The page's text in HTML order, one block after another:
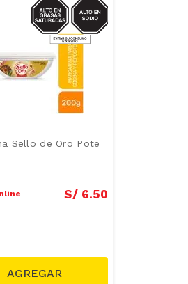
SAT
Sello de Oro Pote
S/ 6.50